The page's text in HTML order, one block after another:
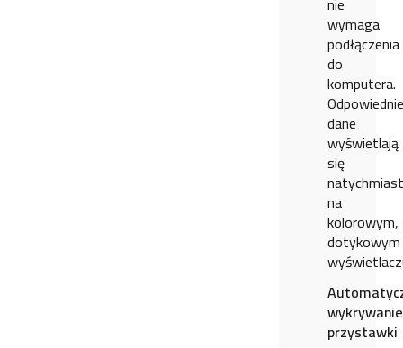
wymaga
podłączenia
do
komputera.
Odpowiednie
dane
wyświetlają
się
natychmiast
na
kolorowym,
dotykowym
wykrywanie
przystawki